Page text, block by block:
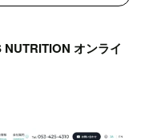
オンライ